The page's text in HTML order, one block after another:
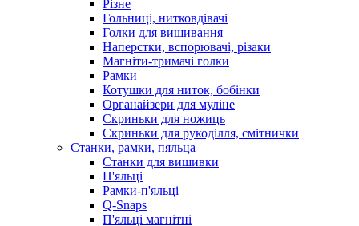
Різне
Гольниці, нитковдівачі
Голки для вишивання
Наперстки, вспорювачі, різаки
Магніти-тримачі голки
Рамки
Котушки для ниток, бобінки
Органайзери для муліне
Скриньки для ножиць
Скриньки для рукоділля, смітнички
Станки, рамки, пяльца
Станки для вишивки
П'яльці
Рамки-п'яльці
Q-Snaps
П'яльці магнітні